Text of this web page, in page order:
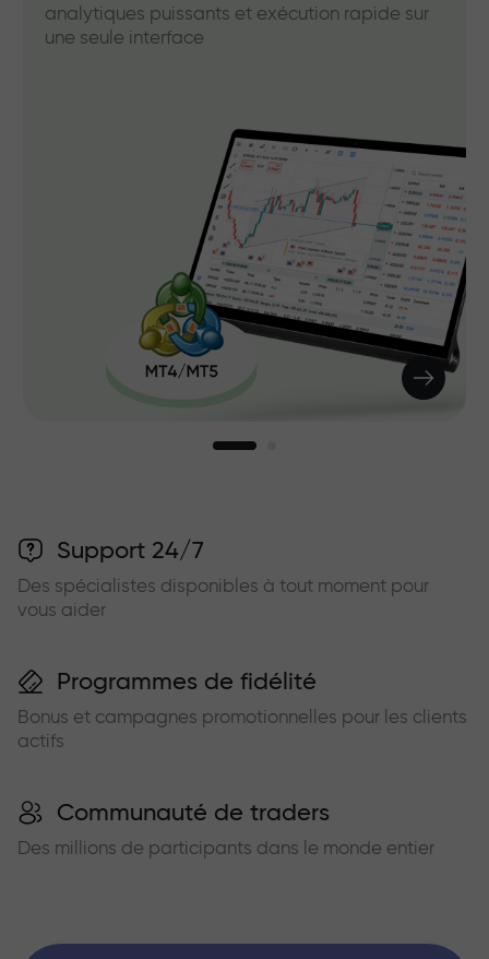
analytiques puissants et exécution rapide sur
une seule interface
Support 24/7
Des spécialistes disponibles à tout moment pour
vous aider
Programmes de fidélité
Bonus et campagnes promotionnelles pour les clients
actifs
Communauté de traders
Des millions de participants dans le monde entier